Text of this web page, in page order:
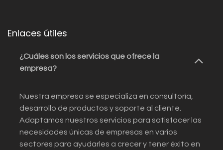
Enlaces útiles
¿Cuáles son los servicios que ofrece la
empresa?
Nuestra empresa se especializa en consultoría,
desarrollo de productos y soporte al cliente.
Adaptamos nuestros servicios para satisfacer las
necesidades únicas de empresas en varios
sectores para ayudarles a crecer y tener éxito en